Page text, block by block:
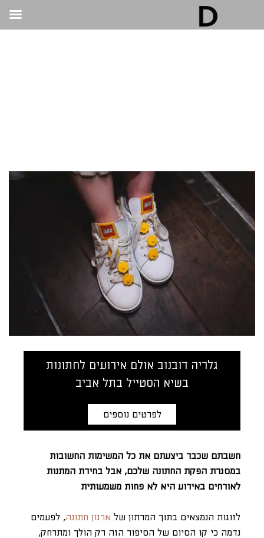
גלריה דובנוב אולם אירועים לחתונות
בשיא הסטייל בתל אביב
לפרטים נוספים
חשבתם שכבר ביצעתם את כל המשימות החשובות
במסגרת הפקת החתונה שלכם, אבל בחירת המתנות
לאורחים באירוע היא לא פחות משמעותית
לזוגות הנמצאים בתוך המרתון של ארגון חתונה, לפעמים
נדמה כי קו הסיום של הסיפור הזה רק הולך ומתרחק,